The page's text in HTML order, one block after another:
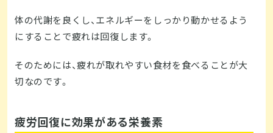
体の代謝を良くし、エネルギーをしっかり動かせるよう
にすることで疲れは回復します。
そのためには、疲れが取れやすい食材を食べることが大
切なのです。
疲労回復に効果がある栄養素